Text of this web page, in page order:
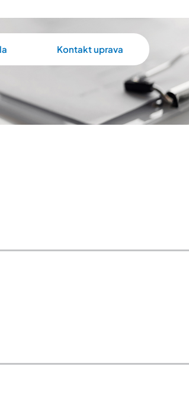
Kontakt uprava